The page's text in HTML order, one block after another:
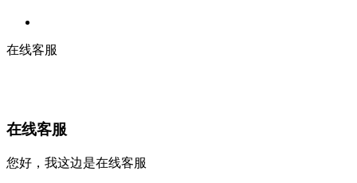
在线客服
在线客服
您好，我这边是在线客服